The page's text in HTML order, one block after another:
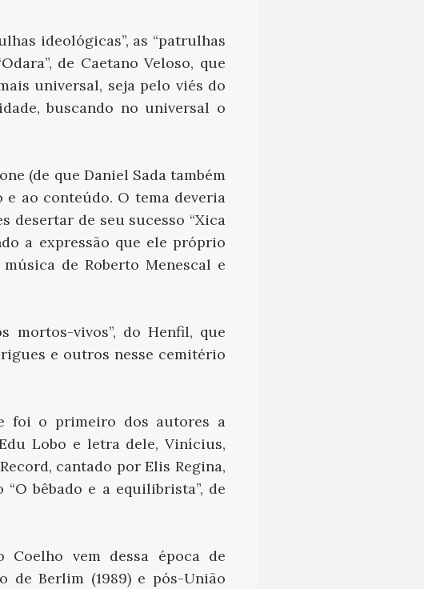
ideológicas”, as “patrulhas
de Caetano Veloso, que
universal, seja pelo viés do
buscando no universal o
(de que Daniel Sada também
e ao conteúdo. O tema deveria
desertar de seu sucesso “Xica
a expressão que ele próprio
de Roberto Menescal e
mortos-vivos”, do Henfil, que
e outros nesse cemitério
foi o primeiro dos autores a
Lobo e letra dele, Vinícius,
cantado por Elis Regina,
bêbado e a equilibrista”, de
vem dessa época de
de Berlim (1989) e pós-União